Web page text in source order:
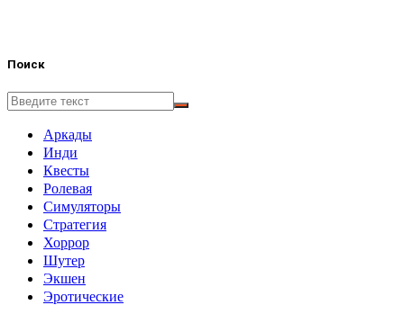
Поиск
Аркады
Инди
Квесты
Ролевая
Симуляторы
Стратегия
Хоррор
Шутер
Экшен
Эротические